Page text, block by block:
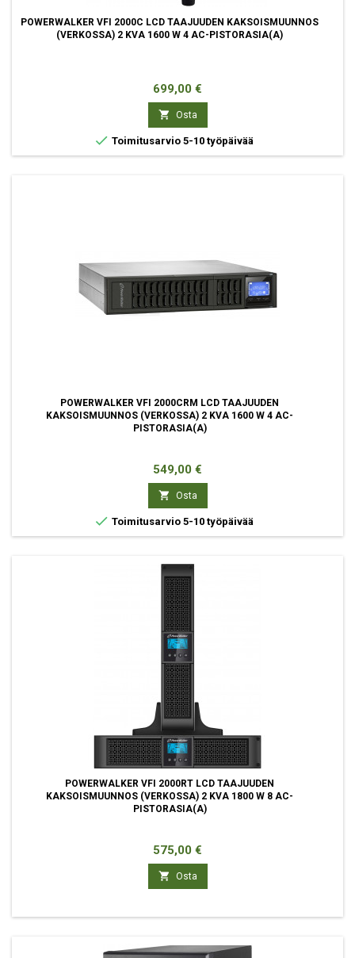
POWERWALKER VFI 2000C LCD TAAJUUDEN KAKSOISMUUNNOS
(VERKOSSA) 2 KVA 1600 W 4 AC-PISTORASIA(A)
Hinta
699,00 €
 Osta
 Toimitusarvio 5-10 työpäivää
POWERWALKER VFI 2000CRM LCD TAAJUUDEN
KAKSOISMUUNNOS (VERKOSSA) 2 KVA 1600 W 4 AC-
PISTORASIA(A)
Hinta
549,00 €
 Osta
 Toimitusarvio 5-10 työpäivää
POWERWALKER VFI 2000RT LCD TAAJUUDEN
KAKSOISMUUNNOS (VERKOSSA) 2 KVA 1800 W 8 AC-
PISTORASIA(A)
Hinta
575,00 €
 Osta